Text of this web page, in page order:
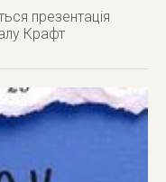
презентація
Крафт